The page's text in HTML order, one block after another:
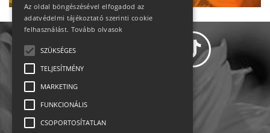
Állásajánlatok
Az oldal böngészésével elfogadod az
adatvédelmi tájékoztató szerinti cookie
felhasználást. Tovább olvasok
SZÜKSÉGES
TELJESÍTMÉNY
MARKETING
FUNKCIONÁLIS
CSOPORTOSÍTATLAN